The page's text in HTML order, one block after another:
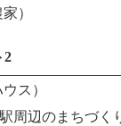
）
2
ス）
周辺のまちづく